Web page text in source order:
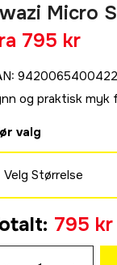
Micro
795 kr
: 9420065400422
og praktisk myk
valg
Velg Størrelse
795 kr: 795 kr